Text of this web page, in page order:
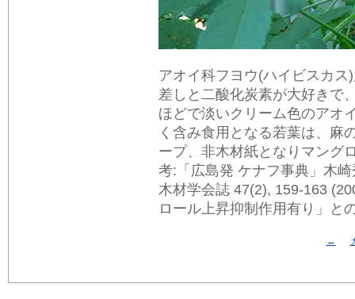
アオイ科フヨウ(ハイビスカ
差しと二酸化炭素が大好きで
ほどで淡いクリーム色のアオ
く含み食用となる若葉は、麻
ープ、非木材紙となりマング
考:「広島発 ケナフ事典」木
木材学会誌 47(2), 159-163
ロール上昇抑制作用有り」と
←